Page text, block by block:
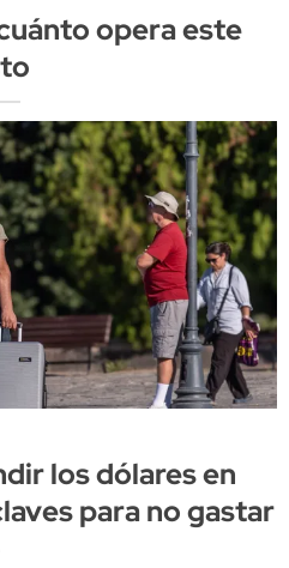
opera este
los dólares en
para no gastar